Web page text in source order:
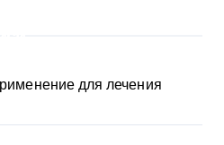
для лечения